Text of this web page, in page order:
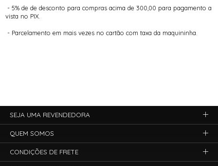
- 5% de de desconto para compras acima de 300,00 para pagamento a
vista no PIX.
- Parcelamento em mais vezes no cartão com taxa da maquininha.
SEJA UMA REVENDEDORA
QUEM SOMOS
CONDIÇÕES DE FRETE